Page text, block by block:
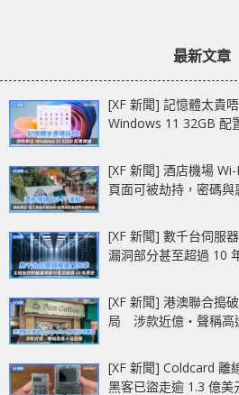
最新文章
[XF 新聞] 記憶體太貴
Windows 11 32GB 配
[XF 新聞] 酒店機場
頁面可被劫持，密碼
[XF 新聞] 數千台伺服
漏洞部分甚至超過 10
[XF 新聞] 港澳聯合搗
局 涉款近億‧聲稱高
[XF 新聞] Coldcard 離
黑客已盜走逾 1.3 億美